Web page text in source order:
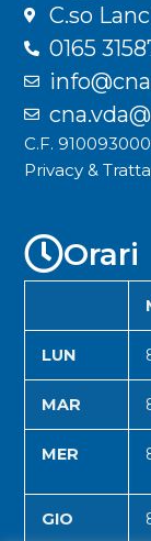
C.so
0165
C.F.
Privacy &
Orari
LUN
MAR
MER
GIO